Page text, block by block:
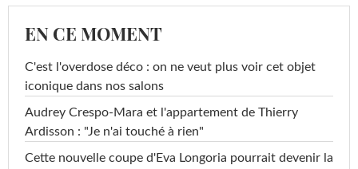
EN CE MOMENT
C'est l'overdose déco : on ne veut plus voir cet objet
iconique dans nos salons
Audrey Crespo-Mara et l'appartement de Thierry
Ardisson : "Je n'ai touché à rien"
Cette nouvelle coupe d'Eva Longoria pourrait devenir la